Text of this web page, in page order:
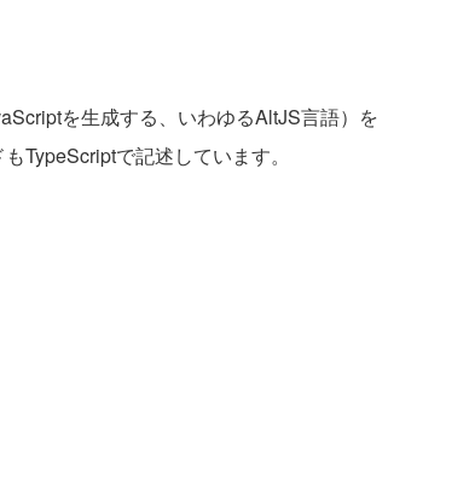
を生成する、いわゆるAltJS言語）を
TypeScriptで記述しています。